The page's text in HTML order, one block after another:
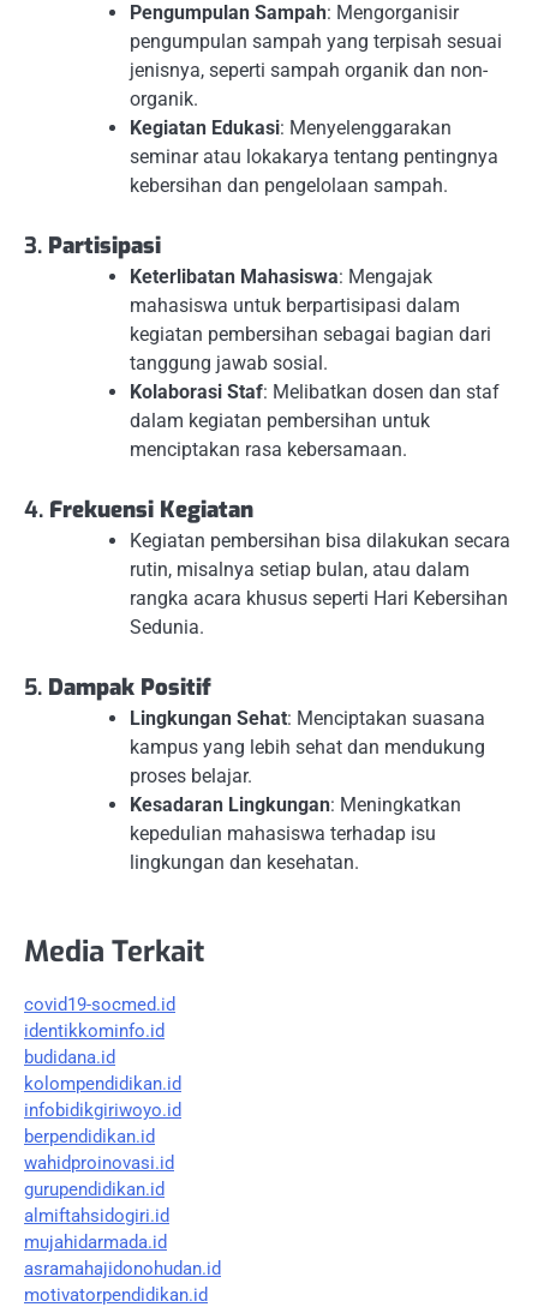
Pengumpulan Sampah: Mengorganisir
pengumpulan sampah yang terpisah sesuai
jenisnya, seperti sampah organik dan non-
organik.
Kegiatan Edukasi: Menyelenggarakan
seminar atau lokakarya tentang pentingnya
kebersihan dan pengelolaan sampah.
3. Partisipasi
Keterlibatan Mahasiswa: Mengajak
mahasiswa untuk berpartisipasi dalam
kegiatan pembersihan sebagai bagian dari
tanggung jawab sosial.
Kolaborasi Staf: Melibatkan dosen dan staf
dalam kegiatan pembersihan untuk
menciptakan rasa kebersamaan.
4. Frekuensi Kegiatan
Kegiatan pembersihan bisa dilakukan secara
rutin, misalnya setiap bulan, atau dalam
rangka acara khusus seperti Hari Kebersihan
Sedunia.
5. Dampak Positif
Lingkungan Sehat: Menciptakan suasana
kampus yang lebih sehat dan mendukung
proses belajar.
Kesadaran Lingkungan: Meningkatkan
kepedulian mahasiswa terhadap isu
lingkungan dan kesehatan.
Media Terkait
covid19-socmed.id
identikkominfo.id
budidana.id
kolompendidikan.id
infobidikgiriwoyo.id
berpendidikan.id
wahidproinovasi.id
gurupendidikan.id
almiftahsidogiri.id
mujahidarmada.id
asramahajidonohudan.id
motivatorpendidikan.id